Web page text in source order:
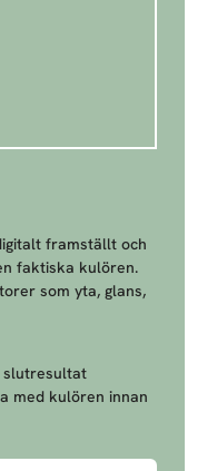
framställt och
faktiska kulören.
som yta, glans,
slutresultat
med kulören innan